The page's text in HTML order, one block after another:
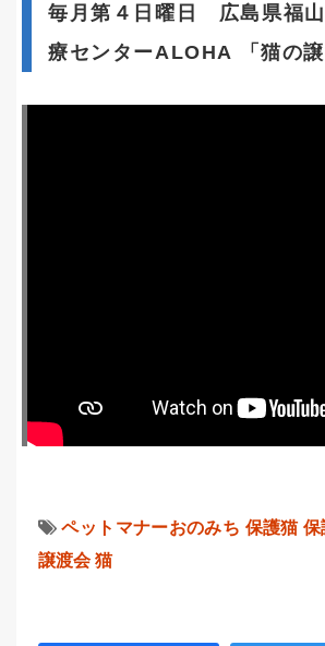
毎月第４日曜日 広島県福
療センターALOHA 「猫の譲
ペットマナーおのみち 保護猫 保
譲渡会 猫